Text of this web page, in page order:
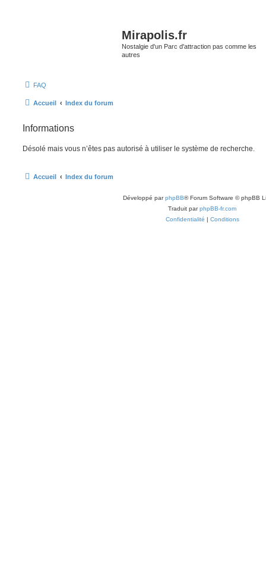
Mirapolis.fr
Nostalgie d'un Parc d'attraction pas comme les
autres
FAQ
Accueil Index du forum
Informations
Désolé mais vous n’êtes pas autorisé à utiliser le système de recherche.
Accueil Index du forum
Développé parphpBB® Forum Software © phpBB
Traduit parphpBB-fr.com
Confidentialité | Conditions